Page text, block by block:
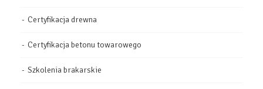
Certyfikacja drewna
Certyfikacja betonu towarowego
Szkolenia brakarskie